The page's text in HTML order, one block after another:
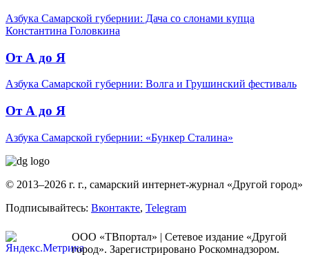
Азбука Самарской губернии: Дача со слонами купца
Константина Головкина
От А до Я
Азбука Самарской губернии: Волга и Грушинский фестиваль
От А до Я
Азбука Самарской губернии: «Бункер Сталина»
© 2013–2026 г. г., самарский интернет-журнал «Другой город»
Подписывайтесь: Вконтакте, Telegram
ООО «ТВпортал» | Сетевое издание «Другой
город». Зарегистрировано Роскомнадзором.